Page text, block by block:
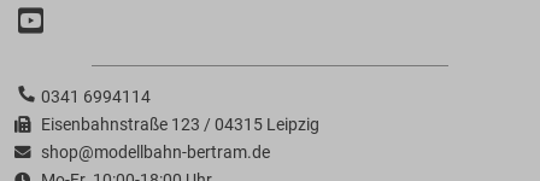
0341 6994114
Eisenbahnstraße 123 / 04315 Leipzig
shop@modellbahn-bertram.de